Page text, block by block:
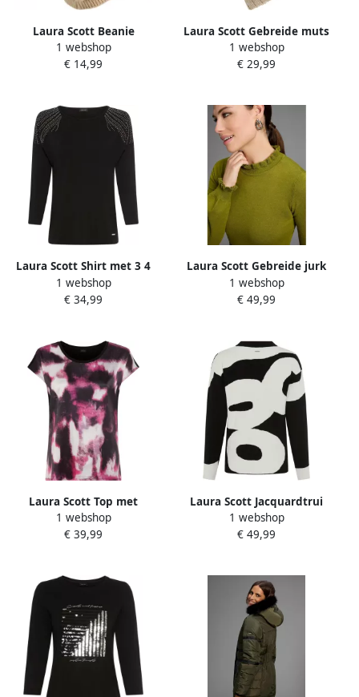
Laura Scott Beanie
1 webshop
€ 14,99
Laura Scott Gebreide muts
(set 2 stuks Incl.
handschoenen)
1 webshop
€ 29,99
Laura Scott Shirt met 3 4
mouwen met strass
steentjes nieuwe collectie
1 webshop
€ 34,99
Laura Scott Gebreide jurk
van viscosemix met
vrouwelijk ruchedetail
1 webshop
€ 49,99
Laura Scott Top met
modieuze print nieuwe
kleuren
1 webshop
€ 39,99
Laura Scott Jacquardtrui
zacht winterbreisel met
patroon en strikbanden
1 webshop
€ 49,99